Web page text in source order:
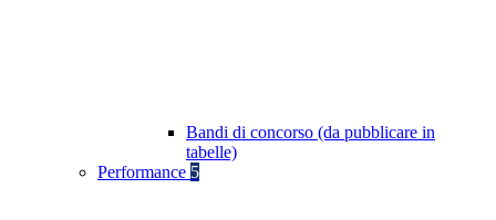
Bandi di concorso (da pubblicare in
tabelle)
Performance 5